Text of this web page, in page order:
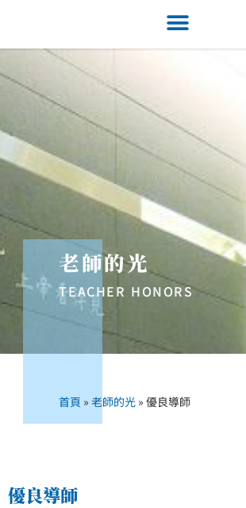
老師的光
TEACHER HONORS
首頁 »老師的光 »優良導師
優良導師